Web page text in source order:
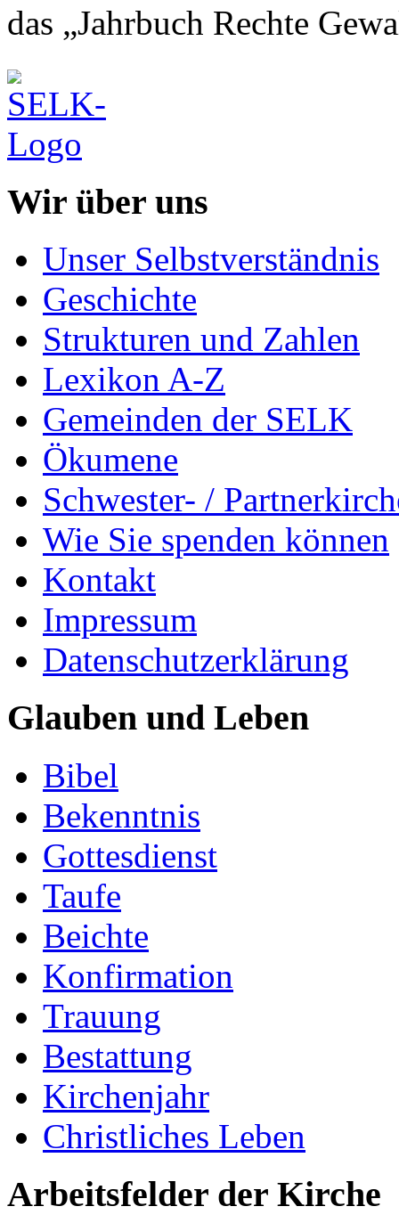
das „Jahrbuch Rechte
Wir über uns
Unser Selbstverständnis
Geschichte
Strukturen und Zahlen
Lexikon A-Z
Gemeinden der SELK
Ökumene
Schwester- /
Wie Sie spenden können
Kontakt
Impressum
Datenschutzerklärung
Glauben und Leben
Bibel
Bekenntnis
Gottesdienst
Taufe
Beichte
Konfirmation
Trauung
Bestattung
Kirchenjahr
Christliches Leben
Arbeitsfelder der Kirche